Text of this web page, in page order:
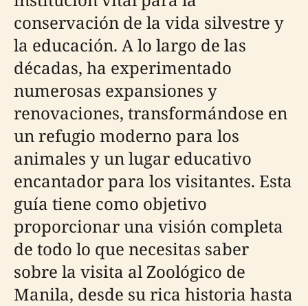
conservación de la vida silvestre y
la educación. A lo largo de las
décadas, ha experimentado
numerosas expansiones y
renovaciones, transformándose en
un refugio moderno para los
animales y un lugar educativo
encantador para los visitantes. Esta
guía tiene como objetivo
proporcionar una visión completa
de todo lo que necesitas saber
sobre la visita al Zoológico de
Manila, desde su rica historia hasta